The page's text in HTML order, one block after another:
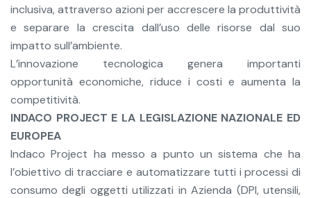
inclusiva, attraverso azioni per accrescere la produttività
e separare la crescita dall’uso delle risorse dal suo
impatto sull’ambiente.
L’innovazione tecnologica genera importanti
opportunità economiche, riduce i costi e aumenta la
competitività.
INDACO PROJECT E LA LEGISLAZIONE NAZIONALE ED
EUROPEA
Indaco Project ha messo a punto un sistema che ha
l’obiettivo di tracciare e automatizzare tutti i processi di
consumo degli oggetti utilizzati in Azienda (DPI, utensili,